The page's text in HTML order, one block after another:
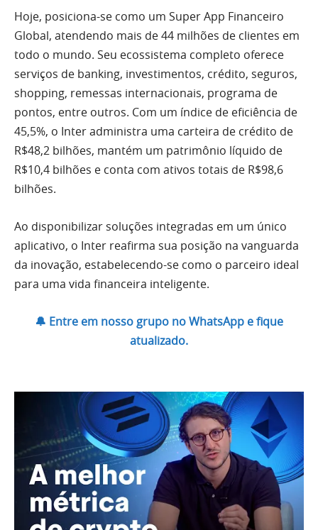
Hoje, posiciona-se como um Super App Financeiro
Global, atendendo mais de 44 milhões de clientes em
todo o mundo. Seu ecossistema completo oferece
serviços de banking, investimentos, crédito, seguros,
shopping, remessas internacionais, programa de
pontos, entre outros. Com um índice de eficiência de
45,5%, o Inter administra uma carteira de crédito de
R$48,2 bilhões, mantém um patrimônio líquido de
R$10,4 bilhões e conta com ativos totais de R$98,6
bilhões.
Ao disponibilizar soluções integradas em um único
aplicativo, o Inter reafirma sua posição na vanguarda
da inovação, estabelecendo-se como o parceiro ideal
para uma vida financeira inteligente.
🔔 Entre em nosso grupo no WhatsApp e fique
atualizado.